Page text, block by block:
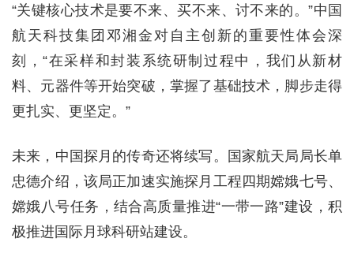
“关键核心技术是要不来、买不来、讨不来的。”中国
航天科技集团邓湘金对自主创新的重要性体会深
刻，“在采样和封装系统研制过程中，我们从新材
料、元器件等开始突破，掌握了基础技术，脚步走得
更扎实、更坚定。”
未来，中国探月的传奇还将续写。国家航天局局长单
忠德介绍，该局正加速实施探月工程四期嫦娥七号、
嫦娥八号任务，结合高质量推进“一带一路”建设，积
极推进国际月球科研站建设。